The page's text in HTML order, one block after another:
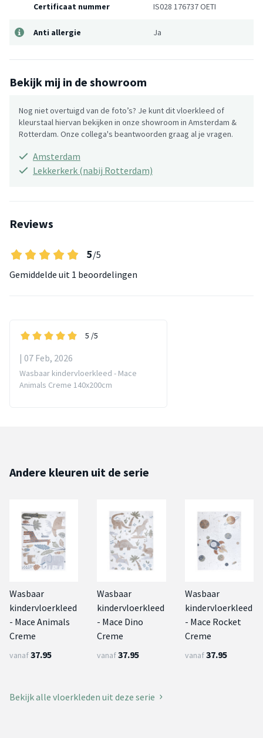
Certificaat nummer IS028 176737 OETI
Anti allergie Ja
Bekijk mij in de showroom
Nog niet overtuigd van de foto’s? Je kunt dit vloerkleed of
kleurstaal hiervan bekijken in onze showroom in Amsterdam &
Rotterdam. Onze collega's beantwoorden graag al je vragen.
Amsterdam
Lekkerkerk (nabij Rotterdam)
Reviews
5/5
Gemiddelde uit 1 beoordelingen
5 /5
| 07 Feb, 2026
Wasbaar kindervloerkleed - Mace
Animals Creme 140x200cm
Andere kleuren uit de serie
Wasbaar
kindervloerkleed
- Mace Animals
Creme
vanaf37.95
Wasbaar
kindervloerkleed
- Mace Dino
Creme
vanaf37.95
Wasbaar
kindervloerkleed
- Mace Rocket
Creme
vanaf37.95
Bekijk alle vloerkleden uit deze serie